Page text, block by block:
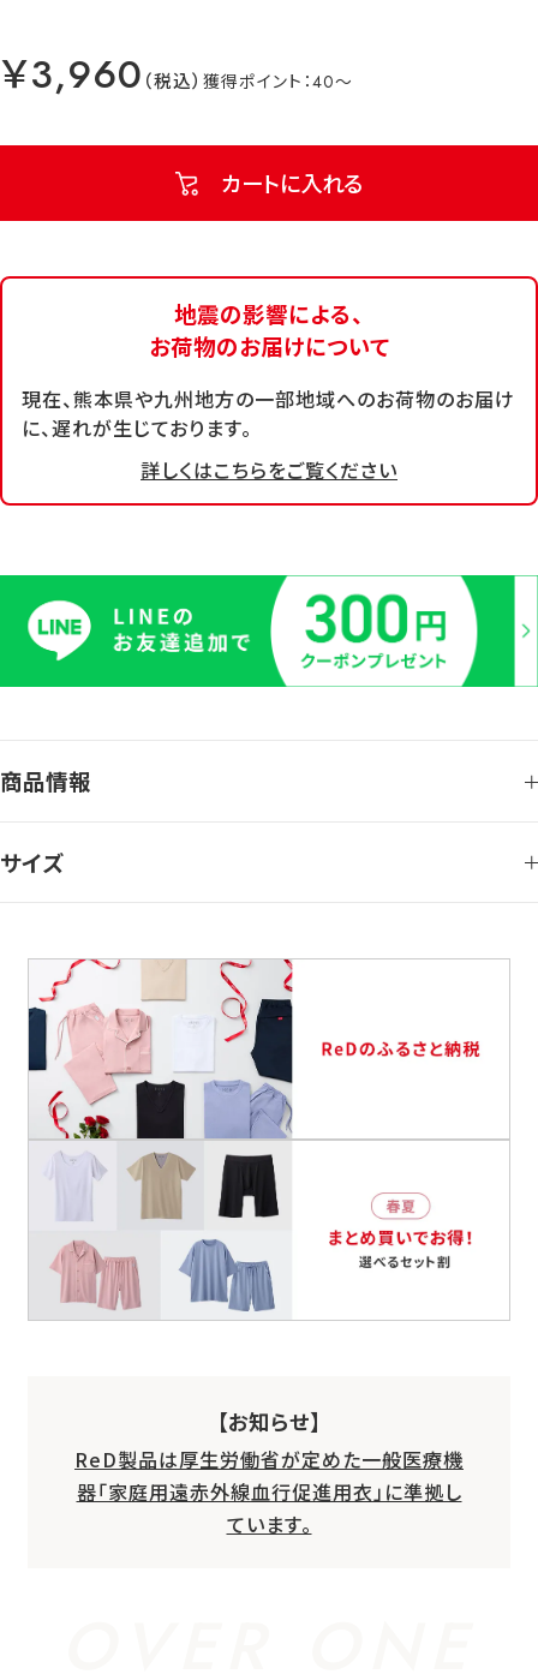
￥3,960 40
カートに入れる
地震の影響による、
お荷物のお届けについて
現在、熊本県や九州地方の一部地域へのお荷物のお届け
に、遅れが生じております。
詳しくはこちらをご覧ください
商品情報
サイズ
【お知らせ】
ReD製品は厚生労働省が定めた一般医療機
器「家庭用遠赤外線血行促進用衣」に準拠し
ています。